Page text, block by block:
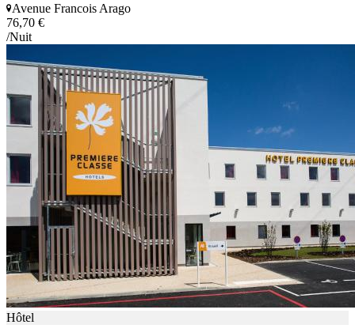
Avenue Francois Arago
76,70 €
/Nuit
Hôtel